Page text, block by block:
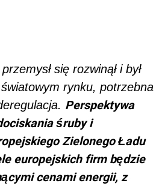
się rozwinął i był
rynku, potrzebna
Perspektywa
śruby i
Zielonego Ładu
europejskich firm będzie
cenami energii, z